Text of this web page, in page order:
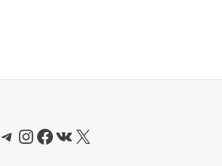
Telegram
Instagram
Facebook
ВКонтакте
X